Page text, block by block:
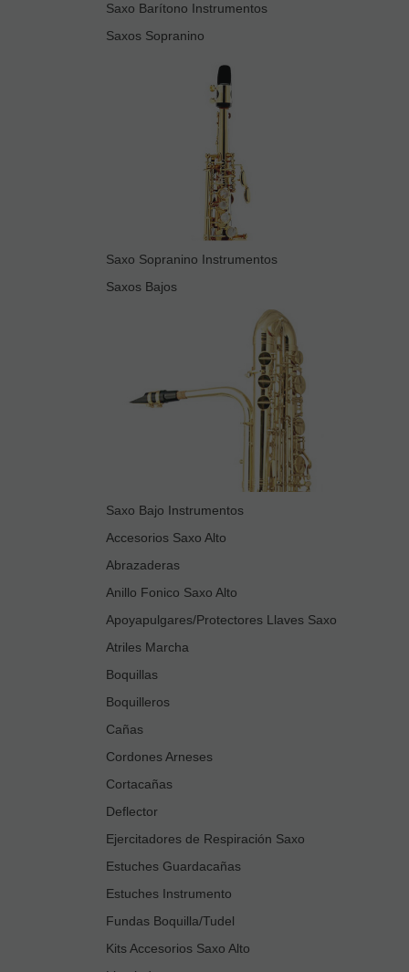
Saxo Barítono Instrumentos
Saxos Sopranino
Saxo Sopranino Instrumentos
Saxos Bajos
Saxo Bajo Instrumentos
Accesorios Saxo Alto
Abrazaderas
Anillo Fonico Saxo Alto
Apoyapulgares/Protectores Llaves Saxo
Atriles Marcha
Boquillas
Boquilleros
Cañas
Cordones Arneses
Cortacañas
Deflector
Ejercitadores de Respiración Saxo
Estuches Guardacañas
Estuches Instrumento
Fundas Boquilla/Tudel
Kits Accesorios Saxo Alto